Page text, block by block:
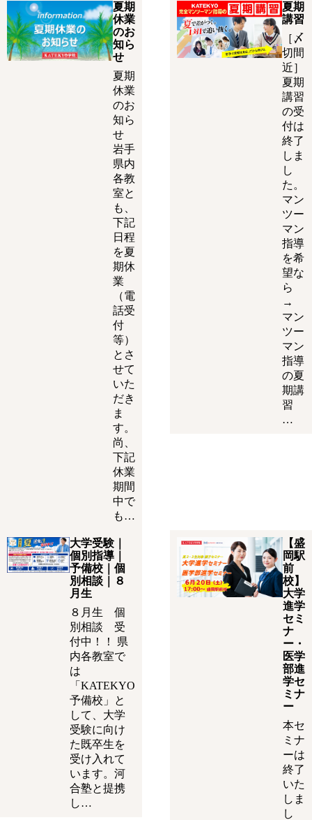
夏期
休業
のお
知ら
せ
夏期
休業
のお
知ら
せ
岩手
県内
各教
室と
も、
下記
日程
を夏
期休
業
（電
話受
付
等）
とさ
せて
いた
だき
ま
す。
尚、
下記
休業
期間
中で
も…
夏期
講習
［〆
切間
近］
夏期
講習
の受
付は
終了
しま
し
た。
マン
ツー
マン
指導
を希
望な
ら
→
マン
ツー
マン
指導
の夏
期講
習
…
大学受験｜
個別指導｜
予備校｜個
別相談｜８
月生
８月生 個
別相談 受
付中！！ 県
内各教室で
は
「KATEKYO
予備校」と
して、大学
受験に向け
た既卒生を
受け入れて
います。河
合塾と提携
し…
【盛
岡駅
前
校】
大学
進学
セミ
ナ
ー・
医学
部進
学セ
ミナ
ー
本セ
ミナ
ーは
終了
いた
しま
し